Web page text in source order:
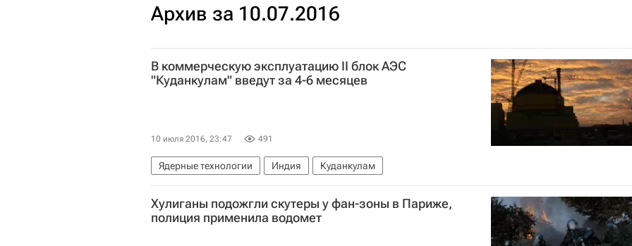
Архив за 10.07.2016
В коммерческую эксплуатацию II блок АЭС
"Куданкулам" введут за 4-6 месяцев
10 июля 2016, 23:47 491
Ядерные технологии Индия Куданкулам
Хулиганы подожгли скутеры у фан-зоны в Париже,
полиция применила водомет